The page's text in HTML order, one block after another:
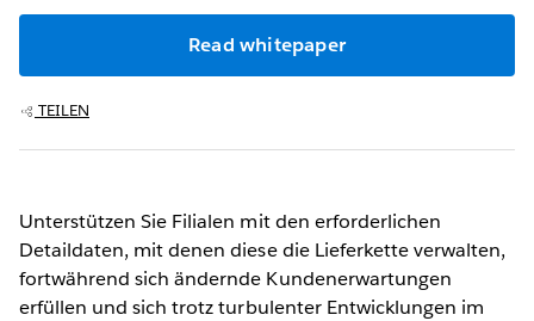
Read whitepaper
TEILEN
Unterstützen Sie Filialen mit den erforderlichen
Detaildaten, mit denen diese die Lieferkette verwalten,
fortwährend sich ändernde Kundenerwartungen
erfüllen und sich trotz turbulenter Entwicklungen im